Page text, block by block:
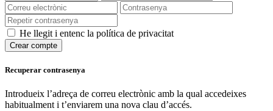
He llegit i entenc la política de privacitat
Crear compte
Recuperar contrasenya
Introdueix l’adreça de correu electrònic amb la qual accedeixes
habitualment i t’enviarem una nova clau d’accés.